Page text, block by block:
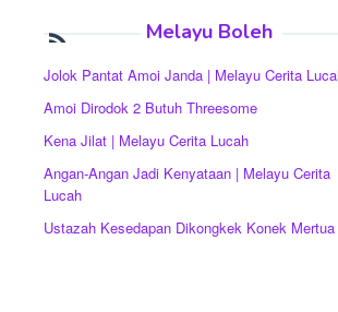
Melayu Boleh
Jolok Pantat Amoi Janda | Melayu Cerita
Amoi Dirodok 2 Butuh Threesome
Kena Jilat | Melayu Cerita Lucah
Angan-Angan Jadi Kenyataan | Melayu Cerita
Lucah
Ustazah Kesedapan Dikongkek Konek Mertua